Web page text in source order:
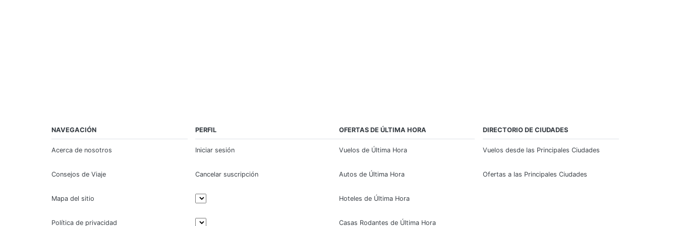
NAVEGACIÓN
Acerca de nosotros
Consejos de Viaje
Mapa del sitio
Política de privacidad
PERFIL
Iniciar sesión
Cancelar suscripción
OFERTAS DE ÚLTIMA HORA
Vuelos de Última Hora
Autos de Última Hora
Hoteles de Última Hora
Casas Rodantes de Última Hora
DIRECTORIO DE CIUDADES
Vuelos desde las Principales Ciudades
Ofertas a las Principales Ciudades